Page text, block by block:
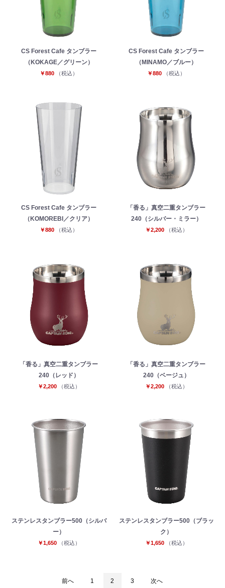
CS Forest Cafe タンブラー
（KOKAGE／グリーン）
￥880 （税込）
CS Forest Cafe タンブラー
（MINAMO／ブルー）
￥880 （税込）
CS Forest Cafe タンブラー
（KOMOREBI／クリア）
￥880 （税込）
「香る」真空二重タンブラー
240（シルバー・ミラー）
￥2,200 （税込）
「香る」真空二重タンブラー
240（レッド）
￥2,200 （税込）
「香る」真空二重タンブラー
240（ベージュ）
￥2,200 （税込）
ステンレスタンブラー500（シルバ
ー）
￥1,650 （税込）
ステンレスタンブラー500（ブラッ
ク）
￥1,650 （税込）
前へ 1 2 3 次へ